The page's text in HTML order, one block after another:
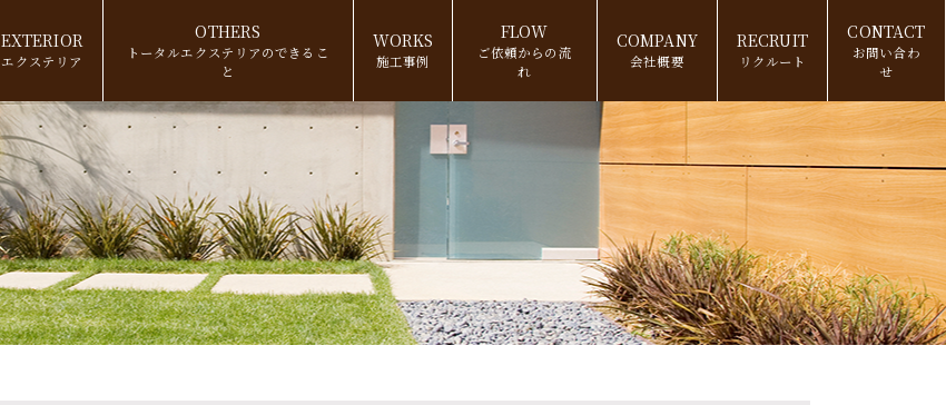
EXTERIOR
エクステリア
OTHERS
トータルエクステリアのできるこ
と
WORKS
施工事例
FLOW
ご依頼からの流
れ
COMPANY
会社概要
RECRUIT
リクルート
CONTACT
お問い合わ
せ